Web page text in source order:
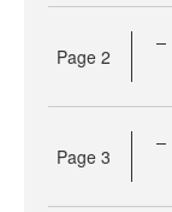
Page 2
Page 3